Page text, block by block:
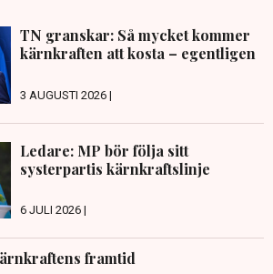
TN granskar: Så mycket kommer
kärnkraften att kosta – egentligen
3 AUGUSTI 2026 |
Ledare: MP bör följa sitt
systerpartis kärnkraftslinje
6 JULI 2026 |
framtid